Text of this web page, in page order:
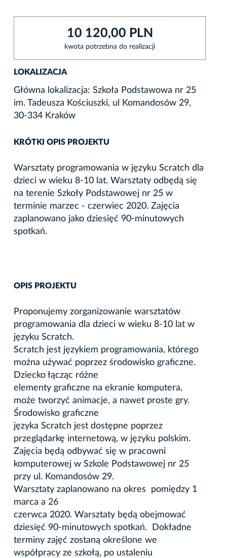
10 120,00 PLN
kwota potrzebna do realizacji
LOKALIZACJA
Główna lokalizacja: Szkoła Podstawowa nr 25
im. Tadeusza Kościuszki, ul Komandosów 29,
30-334 Kraków
KRÓTKI OPIS PROJEKTU
Warsztaty programowania w języku Scratch dla
dzieci w wieku 8-10 lat. Warsztaty odbędą się
na terenie Szkoły Podstawowej nr 25 w
terminie marzec - czerwiec 2020. Zajęcia
zaplanowano jako dziesięć 90-minutowych
spotkań.
OPIS PROJEKTU
Proponujemy zorganizowanie warsztatów
programowania dla dzieci w wieku 8-10 lat w
języku Scratch.
Scratch jest językiem programowania, którego
można używać poprzez środowisko graficzne.
Dziecko łącząc różne
elementy graficzne na ekranie komputera,
może tworzyć animacje, a nawet proste gry.
Środowisko graficzne
języka Scratch jest dostępne poprzez
przeglądarkę internetową, w języku polskim.
Zajęcia będą odbywać się w pracowni
komputerowej w Szkole Podstawowej nr 25
przy ul. Komandosów 29.
Warsztaty zaplanowano na okres pomiędzy 1
marca a 26
czerwca 2020. Warsztaty będą obejmować
dziesięć 90-minutowych spotkań. Dokładne
terminy zajęć zostaną określone we
współpracy ze szkołą, po ustaleniu